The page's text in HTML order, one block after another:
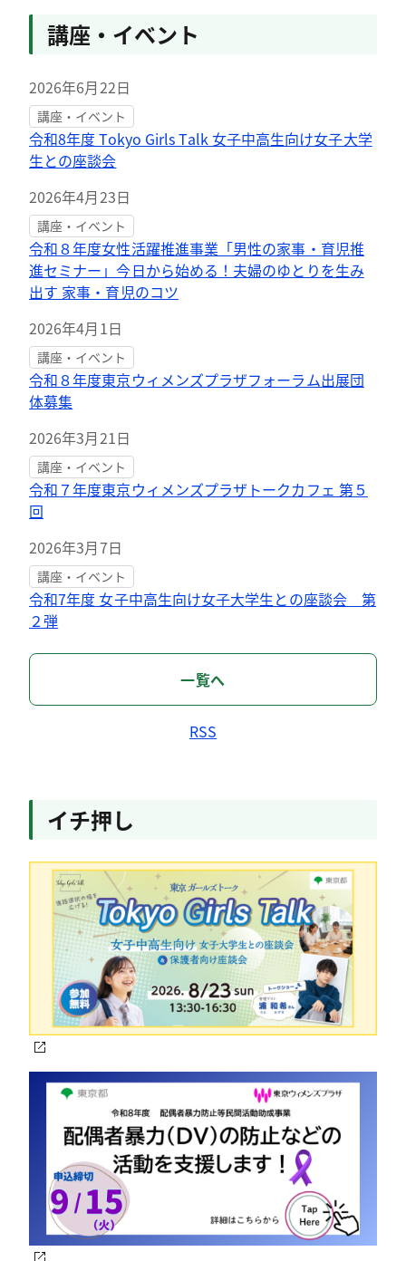
講座・イベント
2026年6月22日
講座・イベント
令和8年度 Tokyo Girls Talk 女子中高生向け女子大学
生との座談会
2026年4月23日
講座・イベント
令和８年度女性活躍推進事業「男性の家事・育児推
進セミナー」今日から始める！夫婦のゆとりを生み
出す 家事・育児のコツ
2026年4月1日
講座・イベント
令和８年度東京ウィメンズプラザフォーラム出展団
体募集
2026年3月21日
講座・イベント
令和７年度東京ウィメンズプラザトークカフェ 第５
回
2026年3月7日
講座・イベント
令和7年度 女子中高生向け女子大学生との座談会 第
２弾
一覧へ
RSS
イチ押し